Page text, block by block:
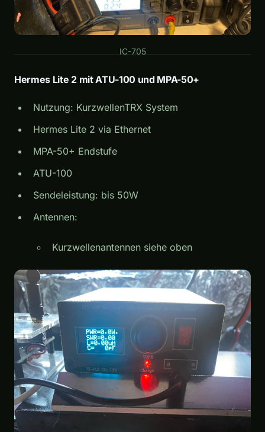
IC-705
Hermes Lite 2 mit ATU-100 und MPA-50+
Nutzung: KurzwellenTRX System
Hermes Lite 2 via Ethernet
MPA-50+ Endstufe
ATU-100
Sendeleistung: bis 50W
Antennen:
Kurzwellenantennen siehe oben